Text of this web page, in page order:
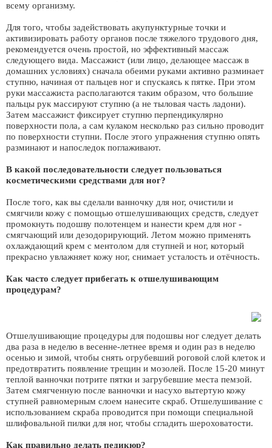
всему организму.
Для того, чтобы задействовать акупунктурные точки и
активизировать работу органов после тяжелого трудового дня,
рекомендуется очень простой, но эффективный массаж
следующего вида. Массажист (или лицо, делающее массаж в
домашних условиях) сначала обеими руками активно разминает
ступню, начиная от пальцев ног и спускаясь к пятке. При этом
руки массажиста располагаются таким образом, что большие
пальцы рук массируют ступню (а не тыловая часть ладони).
Затем массажист фиксирует ступню перпендикулярно
поверхности пола, а сам кулаком несколько раз сильно проводит
по поверхности ступни. После этого упражнения ступню опять
разминают и напоследок поглаживают.
В какой последовательности следует пользоваться
косметическими средствами для ног?
После того, как вы сделали ванночку для ног, очистили и
смягчили кожу с помощью отшелушивающих средств, следует
промокнуть подошву полотенцем и нанести крем для ног -
смягчающий или дезодорирующий. Летом можно применять
охлаждающий крем с ментолом для ступней и ног, который
прекрасно увлажняет кожу ног, снимает усталость и отёчность.
Как часто следует прибегать к отшелушивающим
процедурам?
Отшелушивающие процедуры для подошвы ног следует делать
два раза в неделю в весенне-летнее время и один раз в неделю
осенью и зимой, чтобы снять огрубевший роговой слой клеток и
предотвратить появление трещин и мозолей. После 15-20 минут
теплой ванночки потрите пятки и загрубевшие места пемзой.
Затем смягченную после ванночки и насухо вытертую кожу
ступней равномерным слоем нанесите скраб. Отшелушивание с
использованием скраба проводится при помощи специальной
шлифовальной пилки для ног, чтобы сгладить шероховатости.
Как правильно делать педикюр?